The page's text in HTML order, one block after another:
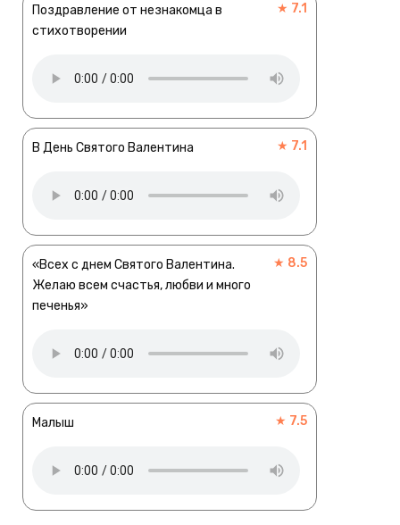
Поздравление от незнакомца в
стихотворении
★ 7.1
В День Святого Валентина ★ 7.1
«Всех с днем Святого Валентина.
Желаю всем счастья, любви и много
печенья»
★ 8.5
Малыш ★ 7.5